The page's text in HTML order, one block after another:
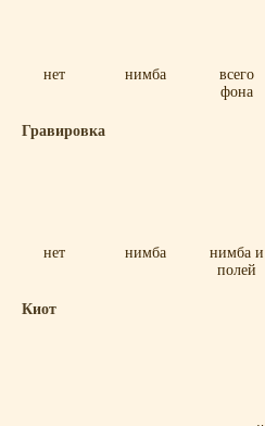
нет нимба
всего
фона
Гравировка
нет нимба
нимба и
полей
Киот